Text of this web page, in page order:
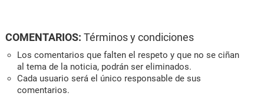
COMENTARIOS: Términos y condiciones
Los comentarios que falten el respeto y que no se ciñan
al tema de la noticia, podrán ser eliminados.
Cada usuario será el único responsable de sus
comentarios.